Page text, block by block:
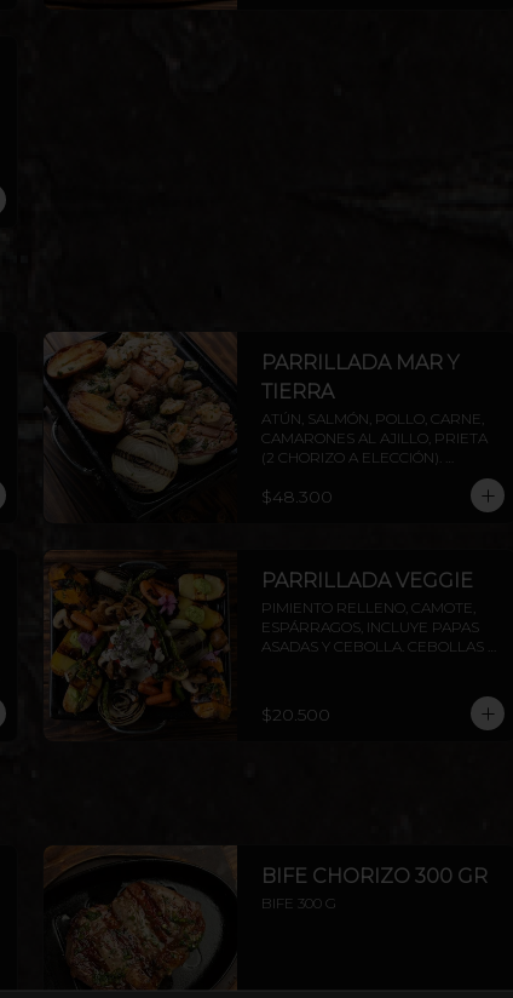
PARRILLADA MAR Y
TIERRA
ATÚN, SALMÓN, POLLO, CARNE,
CAMARONES AL AJILLO, PRIETA
(2 CHORIZO A ELECCIÓN).
CEBOLLA.
$48.300
PARRILLADA VEGGIE
PIMIENTO RELLENO, CAMOTE,
ESPÁRRAGOS, INCLUYE PAPAS
ASADAS Y CEBOLLA. CEBOLLAS
Y PESTO. INCLUYE PAPAS ASADAS
Y CEBOLLA.
$20.500
BIFE CHORIZO 300 GR
BIFE 300 G